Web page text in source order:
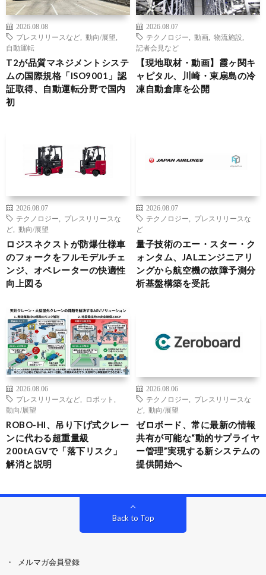
2026.08.08
プレスリリースなど
動向/展望
自動運転
T2が品質マネジメントシステ
ムの国際規格「ISO9001」認
証取得、自動運転分野で国内
初
2026.08.07
テクノロジー
動画 物流施設
記者会見など
【現地取材・動画】霞ヶ関キ
ャピタル、川崎・東扇島の冷
凍自動倉庫を公開
2026.08.07
テクノロジー
プレスリリースな
ど
動向/展望
ロジスネクストが防爆仕様車
のフォークをフルモデルチェ
ンジ、オペレーターの快適性
向上図る
2026.08.07
テクノロジー
プレスリリースな
ど
量子技術のエー・スター・ク
ォンタム、JALエンジニアリ
ングから航空機の故障予測分
析基盤構築を受託
2026.08.06
プレスリリースなど
ロボット
動向/展望
ROBO-HI、吊り下げ式クレー
ンに代わる超重量級
200tAGVで「落下リスク」
解消と説明
2026.08.06
テクノロジー
プレスリリースな
ど
動向/展望
ゼロボード、常に最新の情報
共有が可能な“動的サプライヤ
ー管理”実現する新システムの
提供開始へ
Back to Top
メルマガ会員登録